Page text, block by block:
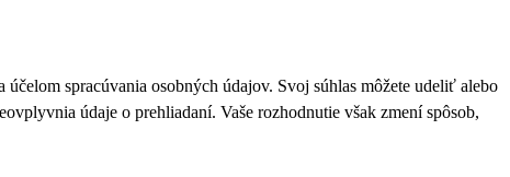
spracúvania osobných údajov. Svoj súhlas môžete udeliť alebo
údaje o prehliadaní. Vaše rozhodnutie však zmení spôsob,